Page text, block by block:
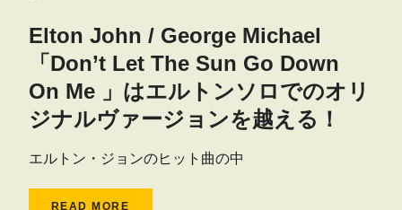
Elton John / George Michael
「Don’t Let The Sun Go Down
On Me 」はエルトンソロでのオリ
ジナルヴァージョンを越える！
エルトン・ジョンのヒット曲の中
READ MORE